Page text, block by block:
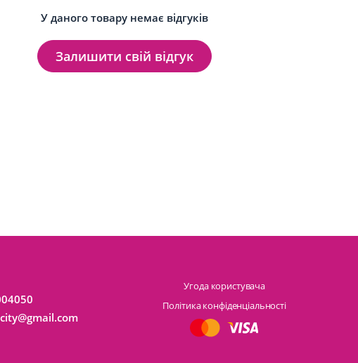
У даного товару немає відгуків
Залишити свій відгук
Угода користувача
Політика конфіденціальності